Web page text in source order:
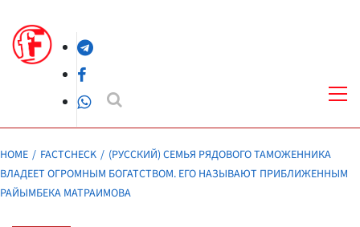
content
Telegram
Facebook
WhatsApp
HOME FACTCHECK
(РУССКИЙ) СЕМЬЯ РЯДОВОГО ТАМОЖЕННИКА
ВЛАДЕЕТ ОГРОМНЫМ БОГАТСТВОМ. ЕГО НАЗЫВАЮТ ПРИБЛИЖЕННЫМ
РАЙЫМБЕКА МАТРАИМОВА